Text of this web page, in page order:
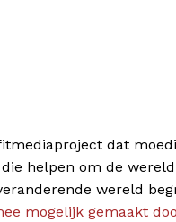
dat
helpen om de
wereld
mogelijk gemaakt